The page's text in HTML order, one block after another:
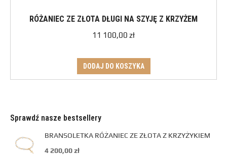
RÓŻANIEC ZE ZŁOTA DŁUGI NA SZYJĘ Z KRZYŻEM
11 100,00 zł
DODAJ DO KOSZYKA
Sprawdź nasze bestsellery
BRANSOLETKA RÓŻANIEC ZE ZŁOTA Z KRZYŻYKIEM
4 200,00zł